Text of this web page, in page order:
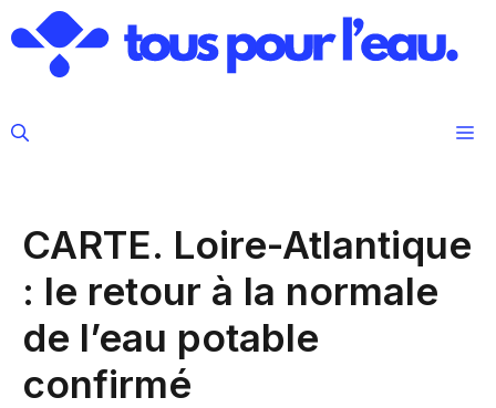
au
contenu
CARTE. Loire-Atlantique
: le retour à la normale
de l’eau potable
confirmé